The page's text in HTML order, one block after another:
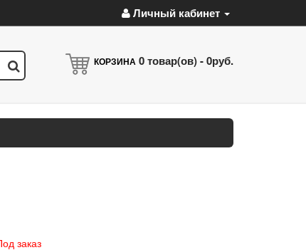
Личный кабинет
КОРЗИНА 0товар(ов) -0руб.
заказ